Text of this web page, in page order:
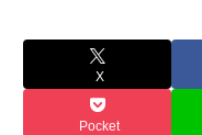
X
Pocket